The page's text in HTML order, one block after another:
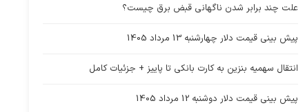
علت چند برابر شدن ناگهانی قبض برق چیست؟
پیش بینی قیمت دلار چهارشنبه 13 مرداد 1405
انتقال سهمیه بنزین به کارت بانکی تا پاییز + جزئیات کامل
پیش بینی قیمت دلار دوشنبه 12 مرداد 1405